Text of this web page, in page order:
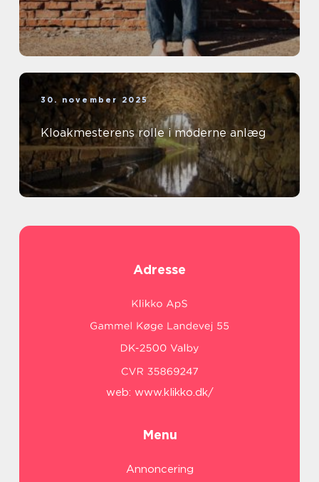
30. november 2025
Kloakmesterens rolle i moderne anlæg
Adresse
web: www.klikko.dk/
Menu
Annoncering